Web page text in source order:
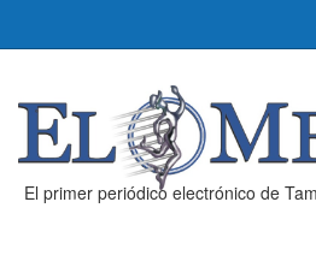
El primer periódico electrónico de